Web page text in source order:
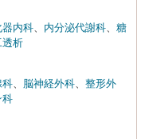
器内科、 内分泌代謝科、 糖
透析
科、 脳神経外科、 整形外
科